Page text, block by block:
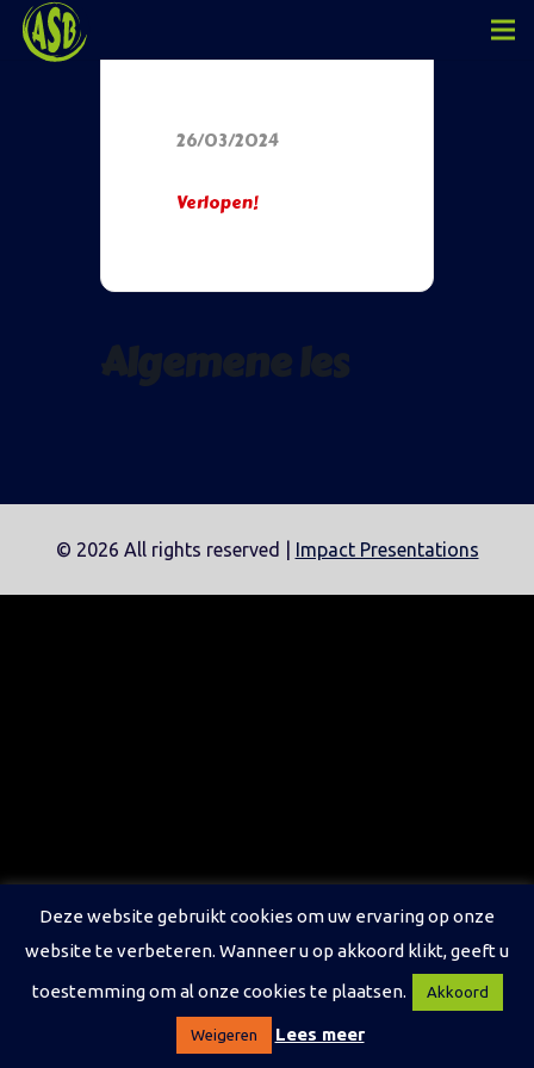
26/03/2024
Verlopen!
© 2026 All rights reserved | Impact Presentations
Deze website gebruikt cookies om uw ervaring op onze
website te verbeteren. Wanneer u op akkoord klikt, geeft u
toestemming om al onze cookies te plaatsen.
Akkoord
Weigeren Lees meer